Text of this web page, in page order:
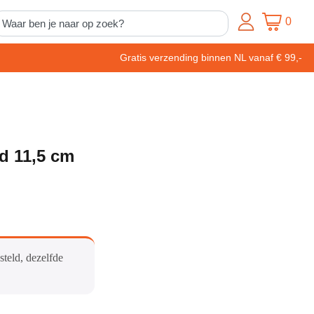
0
Gratis verzending binnen NL vanaf € 99,-
11,5 cm
dezelfde